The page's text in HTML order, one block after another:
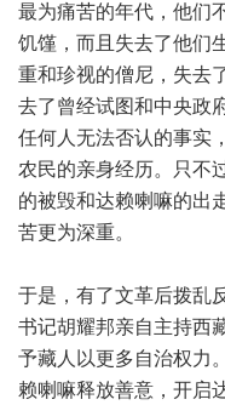
最为痛苦的年代，他们
饥馑，而且失去了他们
重和珍视的僧尼，失去
去了曾经试图和中央政
任何人无法否认的事实
农民的亲身经历。只不
的被毁和达赖喇嘛的出
苦更为深重。
于是，有了文革后拨乱
书记胡耀邦亲自主持西
予藏人以更多自治权力
赖喇嘛释放善意，开启